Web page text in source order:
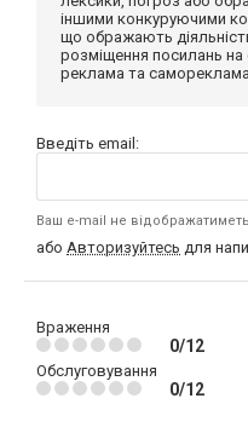
іншими конкуруючими
що ображають діяльність
розміщення посилань на
реклама та самореклама.
Введіть email:
Ваш e-mail не
або Авторизуйтесь для
Враження
0/12
Обслуговування
0/12